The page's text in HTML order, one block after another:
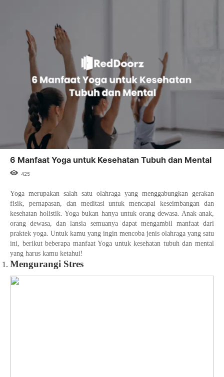
6 Manfaat Yoga untuk Kesehatan Tubuh dan Mental
425
Yoga merupakan salah satu olahraga yang menggabungkan gerakan
fisik, pernapasan, dan meditasi untuk mencapai keseimbangan dan
kesehatan holistik. Yoga bukan hanya untuk orang dewasa. Anak-anak,
orang dewasa, dan lansia semuanya dapat mengambil manfaat dari
praktek yoga. Untuk kamu yang ingin mencoba jenis olahraga yang satu
ini, berikut beberapa manfaat Yoga untuk kesehatan tubuh dan mental
yang harus kamu ketahui!
Mengurangi Stres